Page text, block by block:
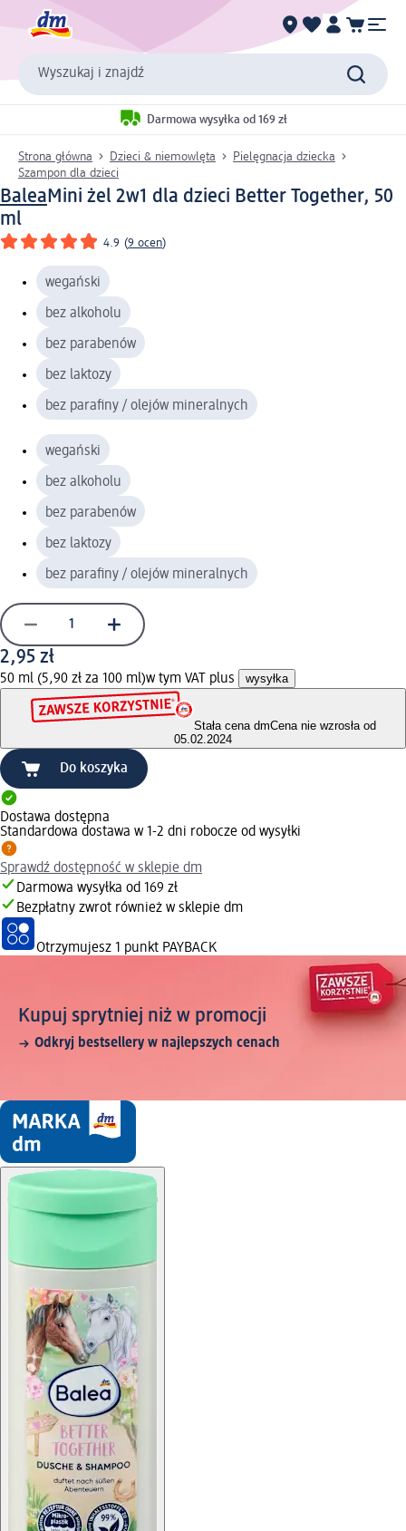
Wyszukaj i znajdź
Darmowa wysyłka od 169 zł
Strona główna Dzieci & niemowlęta
Pielęgnacja dziecka
Szampon dla dzieci
BaleaMini żel 2w1 dla dzieci Better Together, 50
ml
4.9 (9 ocen)
wegański
bez alkoholu
bez parabenów
bez laktozy
bez parafiny / olejów mineralnych
wegański
bez alkoholu
bez parabenów
bez laktozy
bez parafiny / olejów mineralnych
2,95 zł
50 ml (5,90 zł za 100 ml)w tym VAT plus wysyłka
Stała cena dmCena nie wzrosła od
05.02.2024
Do koszyka
Dostawa dostępna
Standardowa dostawa w 1-2 dni robocze od wysyłki
Sprawdź dostępność w sklepie dm
Darmowa wysyłka od 169 zł
Bezpłatny zwrot również w sklepie dm
Otrzymujesz 1 punkt PAYBACK
Kupuj sprytniej niż w promocji
Odkryj bestsellery w najlepszych cenach